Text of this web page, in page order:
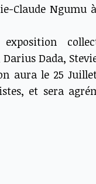
Claude Ngumu
exposition
Dada,
aura le 25
et sera